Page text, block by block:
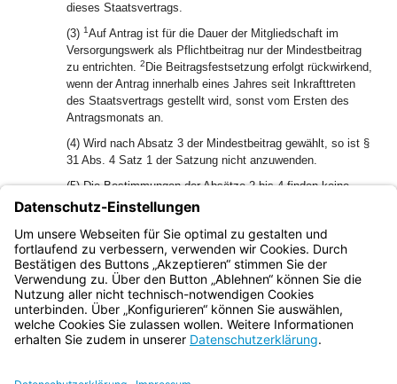
dieses Staatsvertrags.
(3) 1Auf Antrag ist für die Dauer der Mitgliedschaft im
Versorgungswerk als Pflichtbeitrag nur der Mindestbeitrag
zu entrichten. 2 Die Beitragsfestsetzung erfolgt rückwirkend,
wenn der Antrag innerhalb eines Jahres seit Inkrafttreten
des Staatsvertrags gestellt wird, sonst vom Ersten des
Antragsmonats an.
(4) Wird nach Absatz 3 der Mindestbeitrag gewählt, so ist §
31 Abs. 4 Satz 1 der Satzung nicht anzuwenden.
(5) Die Bestimmungen der Absätze 2 bis 4 finden keine
Anwendung auf diejenigen Mitglieder der
Psychotherapeutenkammer des Saarlandes, die im
Zeitpunkt des Inkrafttretens dieses Staatsvertrags bereits
Mitglieder des Versorgungswerks sind.
Bayern.de
BayernPortal